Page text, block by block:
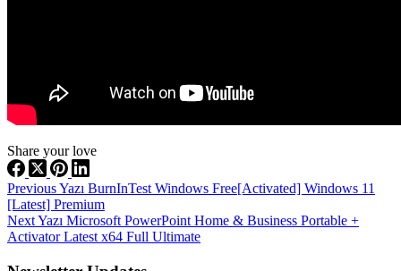
Share your love
PreviousYazı BurnInTest Windows Free[Activated] Windows 11
[Latest] Premium
NextYazı Microsoft PowerPoint Home & Business Portable +
Activator Latest x64 Full Ultimate